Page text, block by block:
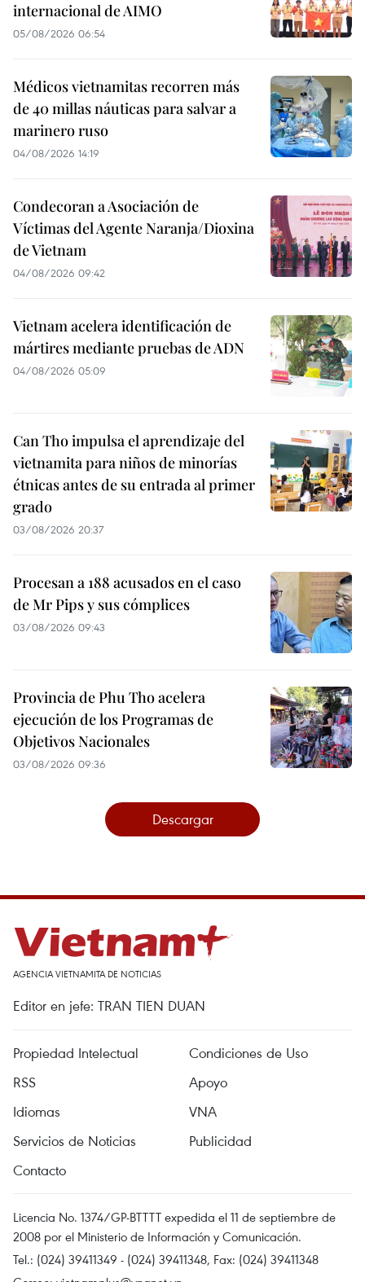
internacional de AIMO
05/08/2026 06:54
Médicos vietnamitas recorren más
de 40 millas náuticas para salvar a
marinero ruso
04/08/2026 14:19
Condecoran a Asociación de
Víctimas del Agente Naranja/Dioxina
de Vietnam
04/08/2026 09:42
Vietnam acelera identificación de
mártires mediante pruebas de ADN
04/08/2026 05:09
Can Tho impulsa el aprendizaje del
vietnamita para niños de minorías
étnicas antes de su entrada al primer
grado
03/08/2026 20:37
Procesan a 188 acusados en el caso
de Mr Pips y sus cómplices
03/08/2026 09:43
Provincia de Phu Tho acelera
ejecución de los Programas de
Objetivos Nacionales
03/08/2026 09:36
Descargar
AGENCIA VIETNAMITA DE NOTICIAS
Editor en jefe: TRAN TIEN DUAN
Propiedad Intelectual
Condiciones de Uso
RSS
Apoyo
Idiomas
VNA
Servicios de Noticias
Publicidad
Contacto
Licencia No. 1374/GP-BTTTT expedida el 11 de septiembre de
2008 por el Ministerio de Información y Comunicación.
Tel.: (024) 39411349 - (024) 39411348, Fax: (024) 39411348